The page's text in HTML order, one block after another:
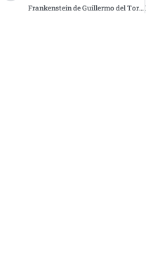
Frankenstein de Guillermo del Toro conquista Venecia en su estreno mundial